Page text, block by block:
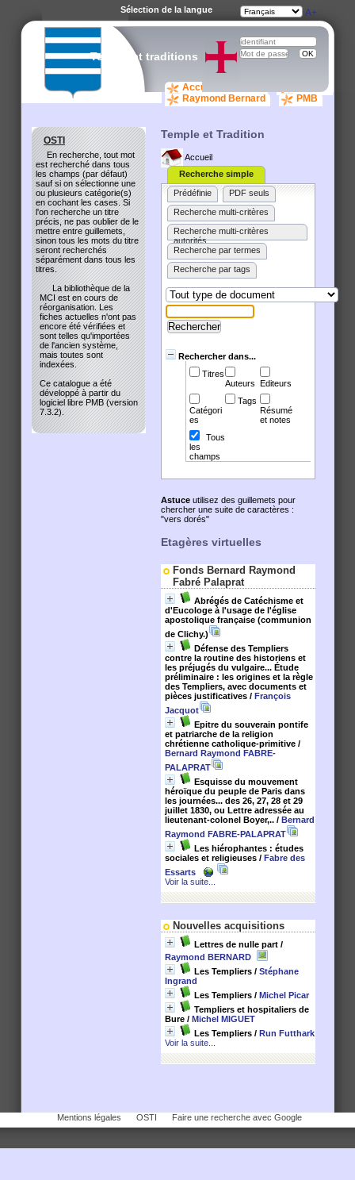
Temple et Tradition
Accueil
Accueil catalogue
osti.org
Raymond Bernard
PMB
Temple et traditions
Recherche simple
Prédéfinie
PDF seuls
Recherche multi-critères
Recherche multi-critères
autorités
Recherche par termes
Recherche par tags
Rechercher dans...
Titres
Auteurs
Editeurs
Catégori
es
Tags
Résumé
et notes
Tous
les
champs
Astuce utilisez des guillemets pour
chercher une suite de caractères :
"vers dorés"
Etagères virtuelles
Fonds Bernard Raymond
Fabré Palaprat
Abrégés de Catéchisme et
d'Eucologe à l'usage de l'église
apostolique française (communion
de Clichy.)
Défense des Templiers
contre la routine des historiens et
les préjugés du vulgaire... Étude
préliminaire : les origines et la règle
des Templiers, avec documents et
pièces justificatives / François
Jacquot
Epitre du souverain pontife
et patriarche de la religion
chrétienne catholique-primitive /
Bernard Raymond FABRE-
PALAPRAT
Esquisse du mouvement
héroïque du peuple de Paris dans
les journées... des 26, 27, 28 et 29
juillet 1830, ou Lettre adressée au
lieutenant-colonel Boyer,.. / Bernard
Raymond FABRE-PALAPRAT
Les hiérophantes : études
sociales et religieuses / Fabre des
Essarts
Voir la suite...
Nouvelles acquisitions
Lettres de nulle part /
Raymond BERNARD
Les Templiers / Stéphane
Ingrand
Les Templiers / Michel Picar
Templiers et hospitaliers de
Bure / Michel MIGUET
Les Templiers / Run Futthark
Voir la suite...
Mentions légales OSTI Faire une recherche avec Google
OSTI
En recherche, tout mot
est recherché dans tous
les champs (par défaut)
sauf si on sélectionne une
ou plusieurs catégorie(s)
en cochant les cases. Si
l'on recherche un titre
précis, ne pas oublier de le
mettre entre guillemets,
sinon tous les mots du titre
seront recherchés
séparément dans tous les
titres.
La bibliothèque de la
MCI est en cours de
réorganisation. Les
fiches actuelles n'ont pas
encore été vérifiées et
sont telles qu'importées
de l'ancien système,
mais toutes sont
indexées.
Ce catalogue a été
développé à partir du
logiciel libre PMB (version
7.3.2).
A A+
Sélection de la langue